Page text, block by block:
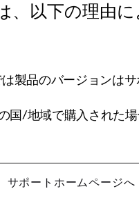
、以下の理由
製品のバージョンはサ
国/地域で購入された
サポートホームページへ